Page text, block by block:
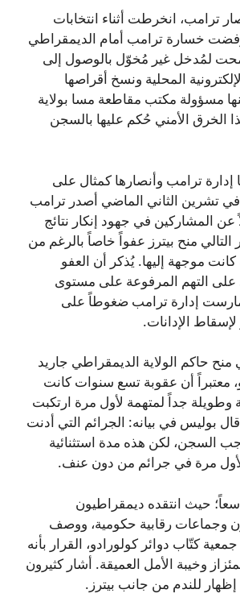
ترامب، انخرطت أثناء انتخابات
رفضت خسارة ترامب أمام الديمقراطي
لمُدخل غير مُخوّل بالوصول إلى
المحلية ونسخ أقراصها
مسؤولة مكتب مقاطعة مسا بولاية
الخرق الأمني حُكم عليها بالسجن
إدارة ترامب وأنصارها كمثال على
تشرين الثاني الماضي أصدر ترامب
عن المشاركين في جهود إنكار نتائج
التالي منح بيترز عفواً خاصاً بالرغم من
كانت موجهة إليها. يُذكر أن العفو
على التهم المرفوعة على مستوى
مارست إدارة ترامب ضغوطاً على
الإدانات.
حاكم الولاية الديمقراطي جاريد
معتبراً أن عقوبة تسع سنوات كانت
وطويلة جداً لمتهمة لأول مرة ارتكبت
بوليس في بيانه: الجرائم التي أدنت
السجن، لكن هذه مدة استثنائية
مرة في جرائم من دون عنف.
حيث انتقده ديمقراطيون
وجماعات رقابية حكومية، ووصف
كتّاب دوائر كولورادو، القرار بأنه
وخيبة الأمل العميقة. أشار كثيرون
للندم من جانب بيترز.